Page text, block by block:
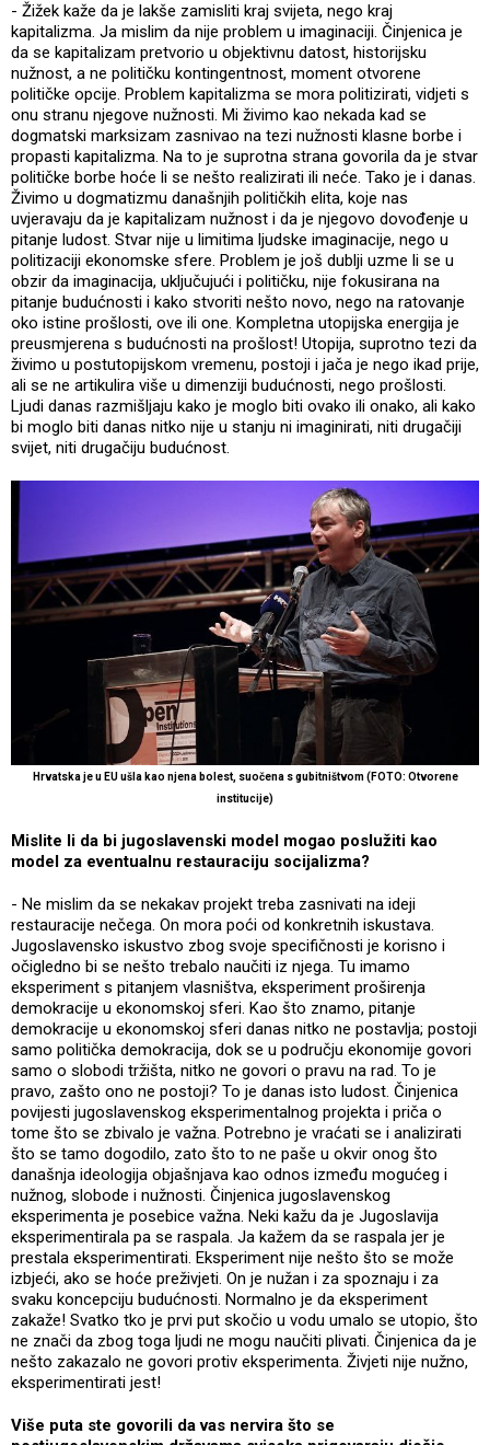
- Žižek kaže da je lakše zamisliti kraj svijeta, nego kraj
kapitalizma. Ja mislim da nije problem u imaginaciji. Činjenica je
da se kapitalizam pretvorio u objektivnu datost, historijsku
nužnost, a ne političku kontingentnost, moment otvorene
političke opcije. Problem kapitalizma se mora politizirati, vidjeti s
onu stranu njegove nužnosti. Mi živimo kao nekada kad se
dogmatski marksizam zasnivao na tezi nužnosti klasne borbe i
propasti kapitalizma. Na to je suprotna strana govorila da je stvar
političke borbe hoće li se nešto realizirati ili neće. Tako je i danas.
Živimo u dogmatizmu današnjih političkih elita, koje nas
uvjeravaju da je kapitalizam nužnost i da je njegovo dovođenje u
pitanje ludost. Stvar nije u limitima ljudske imaginacije, nego u
politizaciji ekonomske sfere. Problem je još dublji uzme li se u
obzir da imaginacija, uključujući i političku, nije fokusirana na
pitanje budućnosti i kako stvoriti nešto novo, nego na ratovanje
oko istine prošlosti, ove ili one. Kompletna utopijska energija je
preusmjerena s budućnosti na prošlost! Utopija, suprotno tezi da
živimo u postutopijskom vremenu, postoji i jača je nego ikad prije,
ali se ne artikulira više u dimenziji budućnosti, nego prošlosti.
Ljudi danas razmišljaju kako je moglo biti ovako ili onako, ali kako
bi moglo biti danas nitko nije u stanju ni imaginirati, niti drugačiji
svijet, niti drugačiju budućnost.
Hrvatska je u EU ušla kao njena bolest, suočena s gubitništvom (FOTO: Otvorene
institucije)
Mislite li da bi jugoslavenski model mogao poslužiti kao
model za eventualnu restauraciju socijalizma?
- Ne mislim da se nekakav projekt treba zasnivati na ideji
restauracije nečega. On mora poći od konkretnih iskustava.
Jugoslavensko iskustvo zbog svoje specifičnosti je korisno i
očigledno bi se nešto trebalo naučiti iz njega. Tu imamo
eksperiment s pitanjem vlasništva, eksperiment proširenja
demokracije u ekonomskoj sferi. Kao što znamo, pitanje
demokracije u ekonomskoj sferi danas nitko ne postavlja; postoji
samo politička demokracija, dok se u području ekonomije govori
samo o slobodi tržišta, nitko ne govori o pravu na rad. To je
pravo, zašto ono ne postoji? To je danas isto ludost. Činjenica
povijesti jugoslavenskog eksperimentalnog projekta i priča o
tome što se zbivalo je važna. Potrebno je vraćati se i analizirati
što se tamo dogodilo, zato što to ne paše u okvir onog što
današnja ideologija objašnjava kao odnos između mogućeg i
nužnog, slobode i nužnosti. Činjenica jugoslavenskog
eksperimenta je posebice važna. Neki kažu da je Jugoslavija
eksperimentirala pa se raspala. Ja kažem da se raspala jer je
prestala eksperimentirati. Eksperiment nije nešto što se može
izbjeći, ako se hoće preživjeti. On je nužan i za spoznaju i za
svaku koncepciju budućnosti. Normalno je da eksperiment
zakaže! Svatko tko je prvi put skočio u vodu umalo se utopio, što
ne znači da zbog toga ljudi ne mogu naučiti plivati. Činjenica da je
nešto zakazalo ne govori protiv eksperimenta. Živjeti nije nužno,
eksperimentirati jest!
Više puta ste govorili da vas nervira što se